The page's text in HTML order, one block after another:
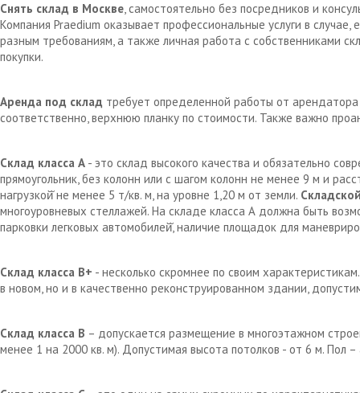
Снять склад в Москве, самостоятельно без посредников и
Компания Praedium оказывает профессиональные услуги в
разным требованиям, а также личная работа с собственниками
покупки.
Аренда под склад требует определенной работы от
соответственно, верхнюю планку по стоимости. Также важно
Склад класса А - это склад высокого качества и обязательно
прямоугольник, без колонн или с шагом колонн не менее 9 м и
нагрузкой̆ не менее 5 т/кв. м, на уровне 1,20 м от земли.
многоуровневых стеллажей. На складе класса А должна быть
парковки легковых автомобилей̆, наличие площадок для
Склад класса В+ - несколько скромнее по своим
в новом, но и в качественно реконструированном здании,
Склад класса В – допускается размещение в многоэтажном
менее 1 на 2000 кв. м). Допустимая высота потолков - от 6 м. Пол